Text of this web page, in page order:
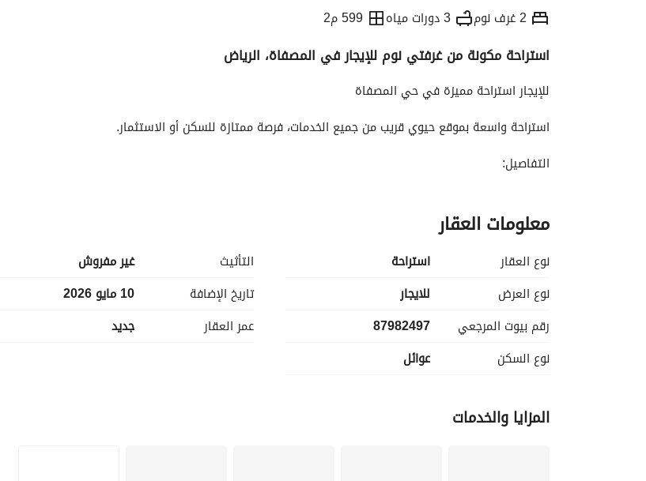
2 غرف نوم 3 دورات مياه 599 م2
معلومات ترخيص الإعلان الموقع والأماكن القريبة
استراحة مكونة من غرفتي نوم للإيجار في المصفاة، الرياض
للإيجار استراحة مميزة في حي المصفاة
استراحة واسعة بموقع حيوي قريب من جميع الخدمات، فرصة ممتازة للسكن أو الاستثمار.
التفاصيل:
مطبخ
3 دورات مياه
مغاسل
إمكانية إضافة دورات مياه إضافية حسب الحاجة
مساحة الأرض: 600 متر
الموقع: حي المصفاة – قريب من الخدمات الأساسية
الاستراحة تتميز بالمساحة الكبيرة وإمكانية التعديل والتطوير حسب الرغبة، مما يجعلها خيارًا مرنًا لعدة استخدامات.
مكتب أرض المصفاة— استثمارك العقاري… نموٌ مضمون.
معلومات العقار
نوع العقار
استراحة
نوع العرض
للايجار
رقم بيوت المرجعي
87982497
نوع السكن
عوائل
التأثيث
غير مفروش
تاريخ الإضافة
10 مايو 2026
عمر العقار
جديد
المزايا والخدمات